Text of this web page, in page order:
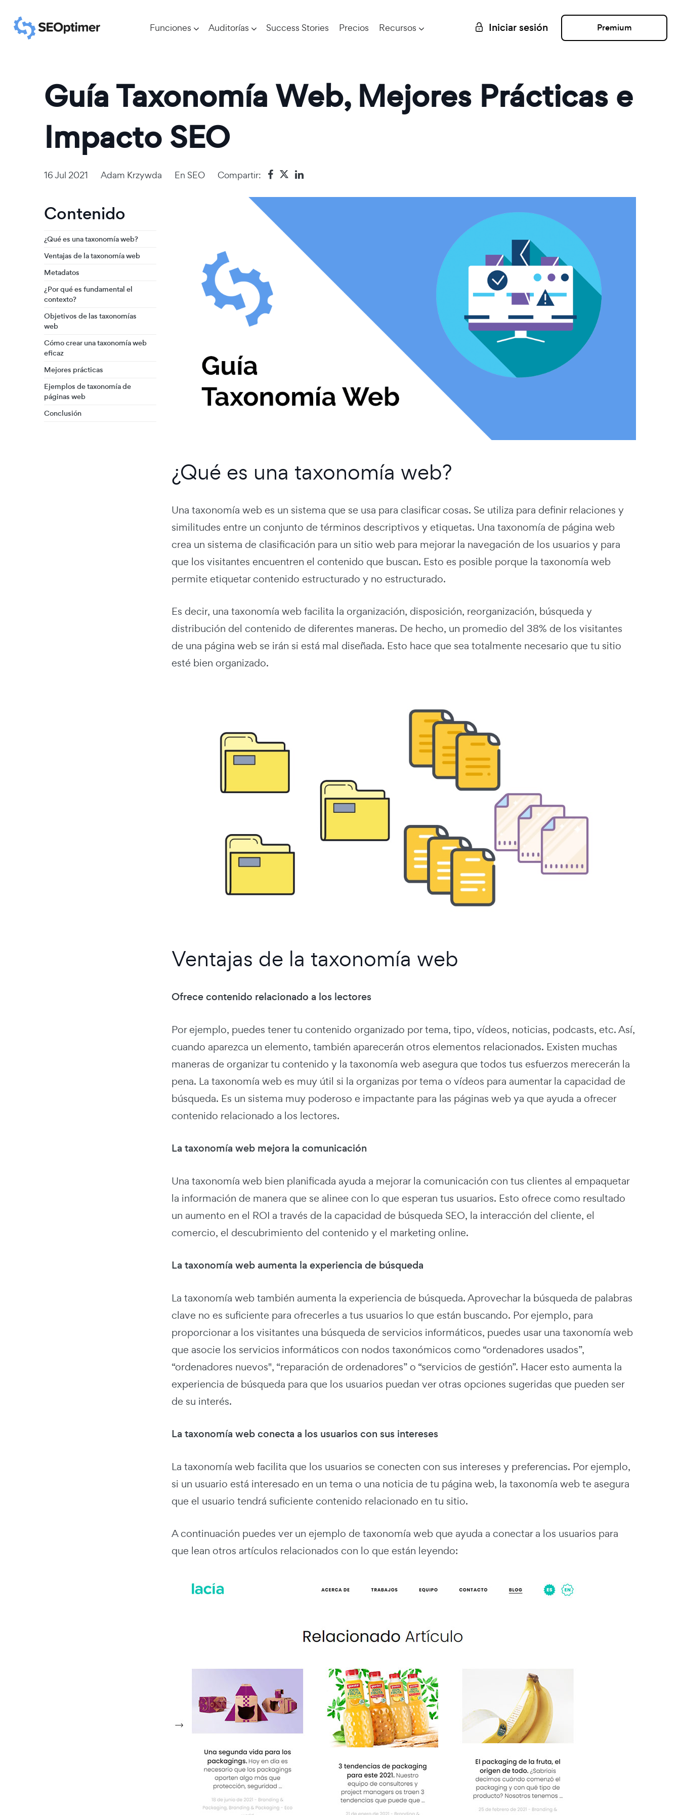
Funciones Auditorías Success Stories Precios Recursos Iniciar sesión Premium
Guía Taxonomía Web, Mejores Prácticas e
Impacto SEO
16 Jul 2021 Adam Krzywda En SEO Compartir:
Contenido
¿Qué es una taxonomía web?
Ventajas de la taxonomía web
Metadatos
¿Por qué es fundamental el
contexto?
Objetivos de las taxonomías
web
Cómo crear una taxonomía web
eficaz
Mejores prácticas
Ejemplos de taxonomía de
páginas web
Conclusión
¿Qué es una taxonomía web?
Una taxonomía web es un sistema que se usa para clasificar cosas. Se utiliza para definir relaciones y
similitudes entre un conjunto de términos descriptivos y etiquetas. Una taxonomía de página web
crea un sistema de clasificación para un sitio web para mejorar la navegación de los usuarios y para
que los visitantes encuentren el contenido que buscan. Esto es posible porque la taxonomía web
permite etiquetar contenido estructurado y no estructurado.
Es decir, una taxonomía web facilita la organización, disposición, reorganización, búsqueda y
distribución del contenido de diferentes maneras. De hecho, un promedio del 38% de los visitantes
de una página web se irán si está mal diseñada. Esto hace que sea totalmente necesario que tu sitio
esté bien organizado.
Ventajas de la taxonomía web
Ofrece contenido relacionado a los lectores
Por ejemplo, puedes tener tu contenido organizado por tema, tipo, vídeos, noticias, podcasts, etc. Así,
cuando aparezca un elemento, también aparecerán otros elementos relacionados. Existen muchas
maneras de organizar tu contenido y la taxonomía web asegura que todos tus esfuerzos merecerán la
pena. La taxonomía web es muy útil si la organizas por tema o vídeos para aumentar la capacidad de
búsqueda. Es un sistema muy poderoso e impactante para las páginas web ya que ayuda a ofrecer
contenido relacionado a los lectores.
La taxonomía web mejora la comunicación
Una taxonomía web bien planificada ayuda a mejorar la comunicación con tus clientes al empaquetar
la información de manera que se alinee con lo que esperan tus usuarios. Esto ofrece como resultado
un aumento en el ROI a través de la capacidad de búsqueda SEO, la interacción del cliente, el
comercio, el descubrimiento del contenido y el marketing online.
La taxonomía web aumenta la experiencia de búsqueda
La taxonomía web también aumenta la experiencia de búsqueda. Aprovechar la búsqueda de palabras
clave no es suficiente para ofrecerles a tus usuarios lo que están buscando. Por ejemplo, para
proporcionar a los visitantes una búsqueda de servicios informáticos, puedes usar una taxonomía web
que asocie los servicios informáticos con nodos taxonómicos como “ordenadores usados”,
“ordenadores nuevos", “reparación de ordenadores” o “servicios de gestión”. Hacer esto aumenta la
experiencia de búsqueda para que los usuarios puedan ver otras opciones sugeridas que pueden ser
de su interés.
La taxonomía web conecta a los usuarios con sus intereses
La taxonomía web facilita que los usuarios se conecten con sus intereses y preferencias. Por ejemplo,
si un usuario está interesado en un tema o una noticia de tu página web, la taxonomía web te asegura
que el usuario tendrá suficiente contenido relacionado en tu sitio.
A continuación puedes ver un ejemplo de taxonomía web que ayuda a conectar a los usuarios para
que lean otros artículos relacionados con lo que están leyendo: